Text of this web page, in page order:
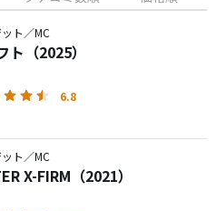
ト／MC
ト（2025）
6.8
ト／MC
X-FIRM（2021）